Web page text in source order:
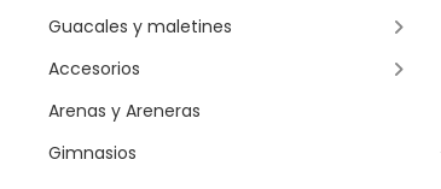
Guacales y maletines
Accesorios
Arenas y Areneras
Gimnasios